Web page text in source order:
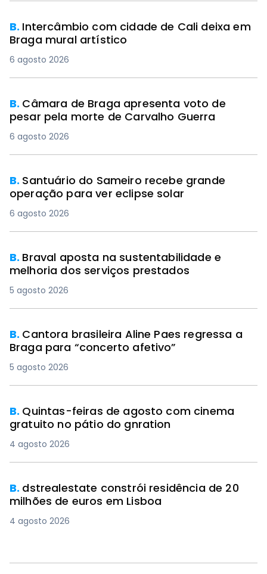
B. Intercâmbio com cidade de Cali deixa em
Braga mural artístico
6 agosto 2026
B. Câmara de Braga apresenta voto de
pesar pela morte de Carvalho Guerra
6 agosto 2026
B. Santuário do Sameiro recebe grande
operação para ver eclipse solar
6 agosto 2026
B. Braval aposta na sustentabilidade e
melhoria dos serviços prestados
5 agosto 2026
B. Cantora brasileira Aline Paes regressa a
Braga para “concerto afetivo”
5 agosto 2026
B. Quintas-feiras de agosto com cinema
gratuito no pátio do gnration
4 agosto 2026
B. dstrealestate constrói residência de 20
milhões de euros em Lisboa
4 agosto 2026